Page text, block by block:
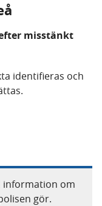
misstänkt
identifieras och
information om
gör.